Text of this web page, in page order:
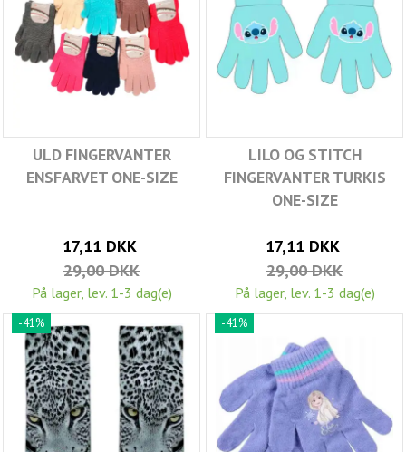
ULD FINGERVANTER
ENSFARVET ONE-SIZE
17,11 DKK
29,00 DKK
På lager, lev. 1-3 dag(e)
LILO OG STITCH
FINGERVANTER TURKIS
ONE-SIZE
17,11 DKK
29,00 DKK
På lager, lev. 1-3 dag(e)
-41% -41%